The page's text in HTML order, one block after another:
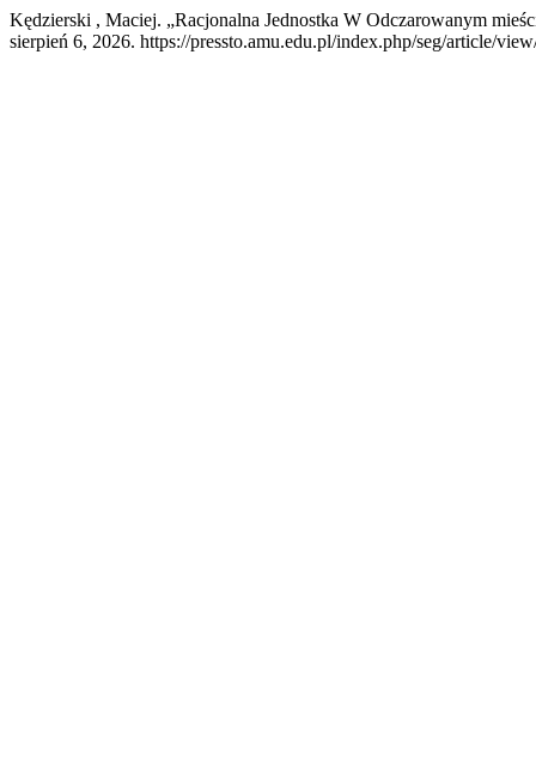
Kędzierski , Maciej. „Racjonalna Jednostka W Odczarowanym
sierpień 6, 2026. https://pressto.amu.edu.pl/index.php/seg/article/